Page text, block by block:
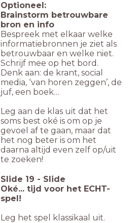
Optioneel:
Brainstorm betrouwbare
bron en info
Bespreek met elkaar welke
informatiebronnen je ziet als
betrouwbaar en welke niet.
Schrijf mee op het bord.
Denk aan: de krant, social
media, ‘van horen zeggen’, de
juf, een boek…
Leg aan de klas uit dat het
soms best oké is om op je
gevoel af te gaan, maar dat
het nog beter is om het
daarna altijd even zelf op/uit
te zoeken!
Slide 19 - Slide
Oké... tijd voor het ECHT-
spel!
Leg het spel klassikaal uit.